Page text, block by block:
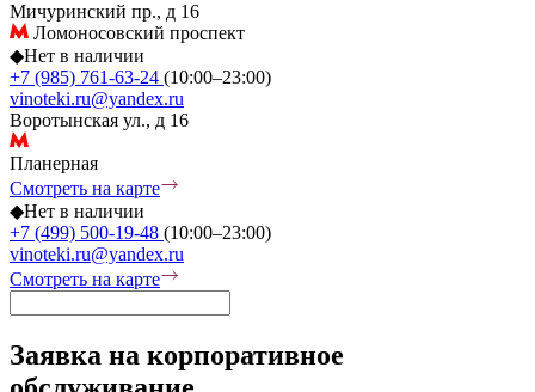
Мичуринский пр., д 16
Ломоносовский проспект
◆Нет в наличии
+7 (985) 761-63-24 (10:00–23:00)
vinoteki.ru@yandex.ru
Воротынская ул., д 16
Планерная
Смотреть на карте
◆Нет в наличии
+7 (499) 500-19-48 (10:00–23:00)
vinoteki.ru@yandex.ru
Смотреть на карте
Заявка на корпоративное